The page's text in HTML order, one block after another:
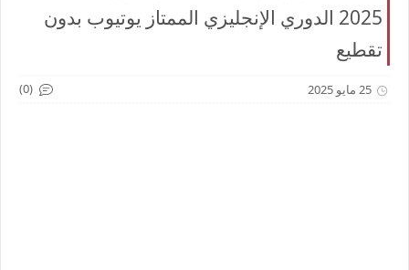
2025 الدوري الإنجليزي الممتاز يوتيوب بدون
تقطيع
25 مايو 2025 (0)